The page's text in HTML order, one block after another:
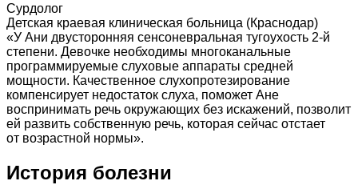
Сурдолог
Детская краевая клиническая больница (Краснодар)
«У Ани двусторонняя сенсоневральная тугоухость 2-й
степени. Девочке необходимы многоканальные
программируемые слуховые аппараты средней
мощности. Качественное слухопротезирование
компенсирует недостаток слуха, поможет Ане
воспринимать речь окружающих без искажений, позволит
ей развить собственную речь, которая сейчас отстает
от возрастной нормы».
История болезни